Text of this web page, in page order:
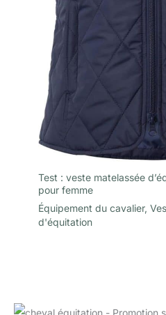
Test : veste matelassée
pour femme
Équipement du cavalier,
d'équitation